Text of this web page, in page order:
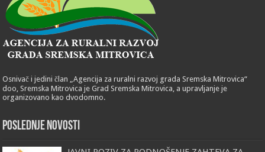
Osnivač i jedini član „Agencija za ruralni razvoj grada Sremska Mitrovica“
doo, Sremska Mitrovica je Grad Sremska Mitrovica, a upravljanje je
organizovano kao dvodomno.
POSLEDNJE NOVOSTI